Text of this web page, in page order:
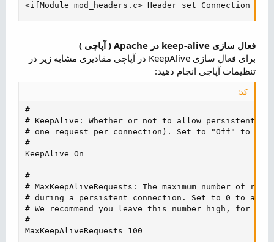
<ifModule mod_headers.c> Header set Connection
فعال سازی keep-alive در Apache ( آپاچی )
برای فعال سازی KeepAlive در آپاچی مقادیری مشابه زیر در
تنظیمات آپاچی انجام دهید:
کد:
#
# KeepAlive: Whether or not to allow persistent
# one request per connection). Set to "Off" to
#
KeepAlive On
#
# MaxKeepAliveRequests: The maximum number of
# during a persistent connection. Set to 0 to
# We recommend you leave this number high, for
#
MaxKeepAliveRequests 100